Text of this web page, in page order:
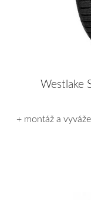
Westlake
+ montáž a